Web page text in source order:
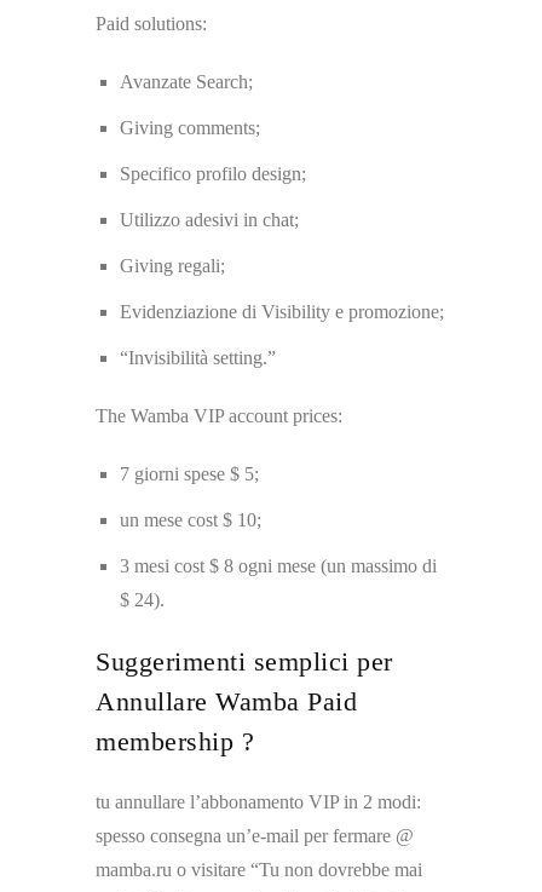
Paid solutions:
Avanzate Search;
Giving comments;
Specifico profilo design;
Utilizzo adesivi in ​​chat;
Giving regali;
Evidenziazione di Visibility e promozione;
“Invisibilità setting.”
The Wamba VIP account prices:
7 giorni spese $ 5;
un mese cost $ 10;
3 mesi cost $ 8 ogni mese (un massimo di
$ 24).
Suggerimenti semplici per
Annullare Wamba Paid
membership ?
tu annullare l’abbonamento VIP in 2 modi:
spesso consegna un’e-mail per fermare @
mamba.ru o visitare “Tu non dovrebbe mai